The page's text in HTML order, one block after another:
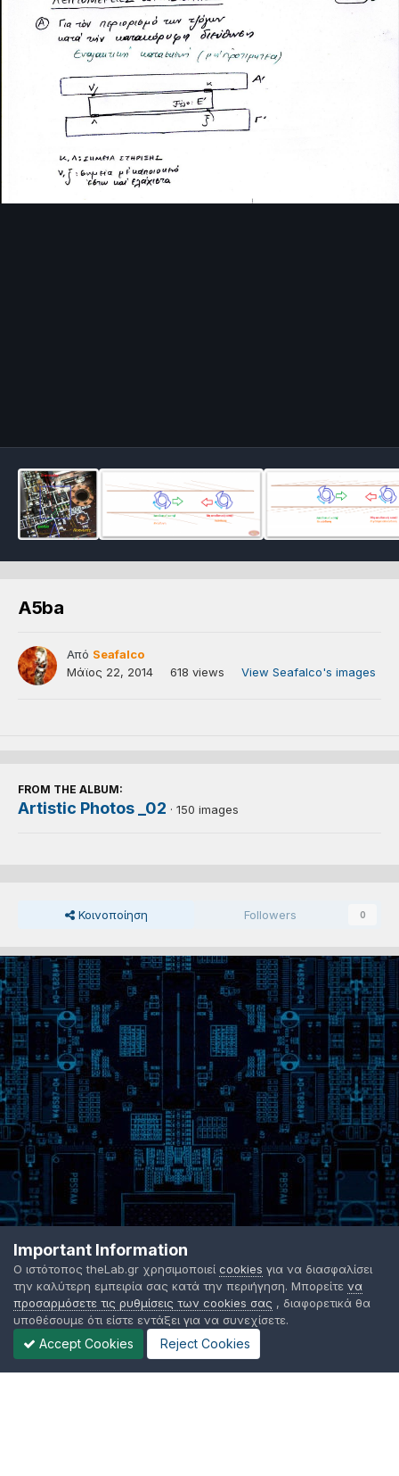
A5ba
Από Seafalco
Μάϊος 22, 2014
618 views View Seafalco's images
FROM THE ALBUM:
Artistic Photos _02 · 150 images
Κοινοποίηση Followers 0
Important Information
Ο ιστότοπος theLab.gr χρησιμοποιεί cookies για να διασφαλίσει
την καλύτερη εμπειρία σας κατά την περιήγηση. Μπορείτε να
προσαρμόσετε τις ρυθμίσεις των cookies σας , διαφορετικά θα
υποθέσουμε ότι είστε εντάξει για να συνεχίσετε.
Accept Cookies Reject Cookies